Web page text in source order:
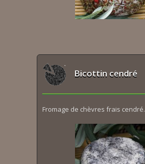
Bicottin cendré
Fromage de chèvres frais cendré.